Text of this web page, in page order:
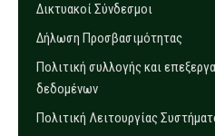
Δικτυακοί Σύνδεσμοι
Δήλωση Προσβασιμότητας
Πολιτική συλλογής και
δεδομένων
Πολιτική Λειτουργίας